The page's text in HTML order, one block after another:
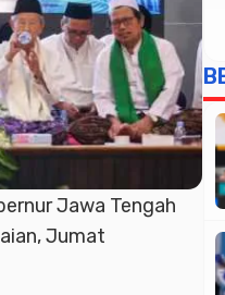
Jawa Tengah
Jumat